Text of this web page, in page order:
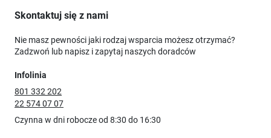
Skontaktuj się z nami
Nie masz pewności jaki rodzaj wsparcia możesz otrzymać?
Zadzwoń lub napisz i zapytaj naszych doradców
Infolinia
801 332 202
22 574 07 07
Czynna w dni robocze od 8:30 do 16:30